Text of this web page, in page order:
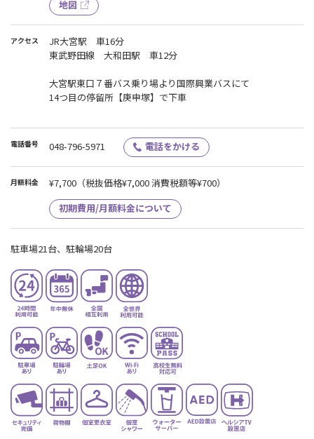
地図
アクセス
JR大宮駅 車16分
東武野田線 大和田駅 車12分
大宮駅東口７番バス乗り場より国際興業バスにて
14つ目の停留所【庚申塚】で下車
電話番号 048-796-5971 電話をかける
月額料金 ¥7,700 （税抜価格¥7,000 消費税額等¥700）
初期費用/月額料金について
駐車場21台、駐輪場20台